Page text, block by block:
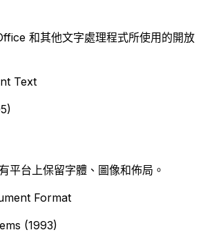
和其他文字處理程式所使用的開放
Text
平台上保留字體、圖像和佈局。
Format
(1993)